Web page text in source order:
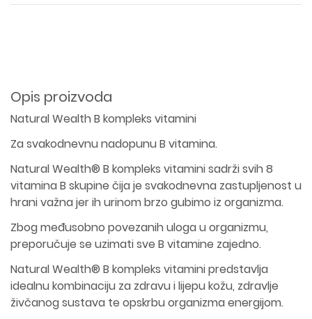
Opis proizvoda
Natural Wealth B kompleks vitamini
Za svakodnevnu nadopunu B vitamina.
Natural Wealth® B kompleks vitamini sadrži svih 8
vitamina B skupine čija je svakodnevna zastupljenost u
hrani važna jer ih urinom brzo gubimo iz organizma.
Zbog međusobno povezanih uloga u organizmu,
preporučuje se uzimati sve B vitamine zajedno.
Natural Wealth® B kompleks vitamini predstavlja
idealnu kombinaciju za zdravu i lijepu kožu, zdravlje
živčanog sustava te opskrbu organizma energijom.